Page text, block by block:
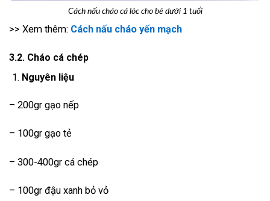
Cách nấu cháo cá lóc cho bé dưới 1 tuổi
>> Xem thêm: Cách nấu cháo yến mạch
3.2. Cháo cá chép
Nguyên liệu
– 200gr gạo nếp
– 100gr gạo tẻ
– 300-400gr cá chép
– 100gr đậu xanh bỏ vỏ